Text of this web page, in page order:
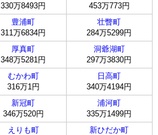
330万8493円
453万773円
豊浦町
311万6834円
壮瞥町
284万5299円
厚真町
348万5281円
洞爺湖町
297万3830円
むかわ町
316万1円
日高町
340万4194円
新冠町
346万520円
浦河町
335万1499円
えりも町
新ひだか町